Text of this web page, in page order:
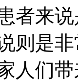
者来
则是
人们